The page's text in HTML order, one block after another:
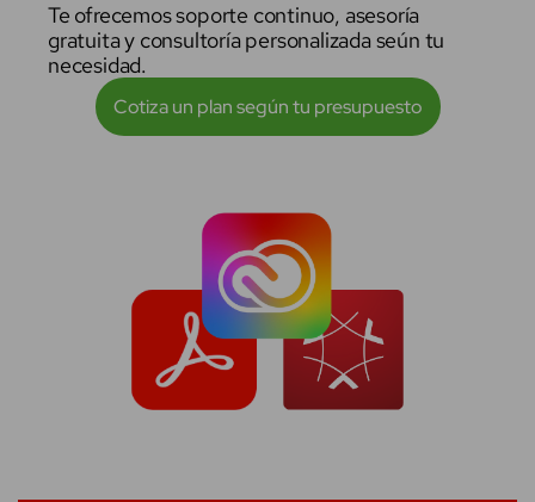
Te ofrecemos soporte continuo, asesoría
gratuita y consultoría personalizada seún tu
necesidad.
Cotiza un plan según tu presupuesto